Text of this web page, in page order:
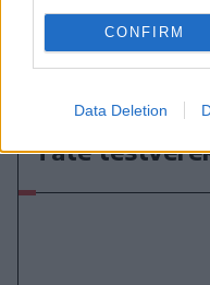
CONFIRM
Data Deletion
2026. július 19.,
súlyos
Tate